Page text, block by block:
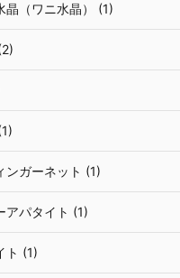
晶（ワニ水晶） (1)
ンガーネット (1)
アパタイト (1)
ト (1)